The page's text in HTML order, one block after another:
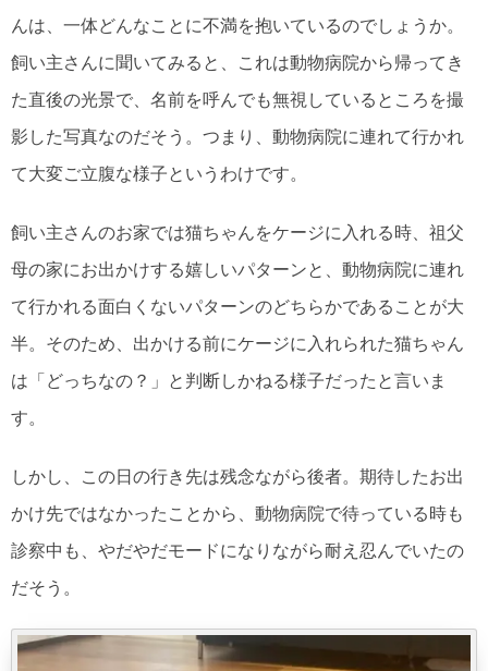
んは、一体どんなことに不満を抱いているのでしょうか。
飼い主さんに聞いてみると、これは動物病院から帰ってき
た直後の光景で、名前を呼んでも無視しているところを撮
影した写真なのだそう。つまり、動物病院に連れて行かれ
て大変ご立腹な様子というわけです。
飼い主さんのお家では猫ちゃんをケージに入れる時、祖父
母の家にお出かけする嬉しいパターンと、動物病院に連れ
て行かれる面白くないパターンのどちらかであることが大
半。そのため、出かける前にケージに入れられた猫ちゃん
は「どっちなの？」と判断しかねる様子だったと言いま
す。
しかし、この日の行き先は残念ながら後者。期待したお出
かけ先ではなかったことから、動物病院で待っている時も
診察中も、やだやだモードになりながら耐え忍んでいたの
だそう。